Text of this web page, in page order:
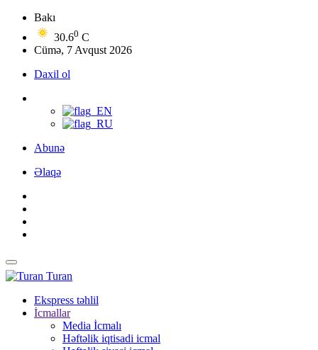
Bakı
30.60 C
Cümə, 7 Avqust 2026
Daxil ol
Abunə
Əlaqə
Turan
Ekspress təhlil
İcmallar
Media İcmalı
Həftəlik iqtisadi icmal